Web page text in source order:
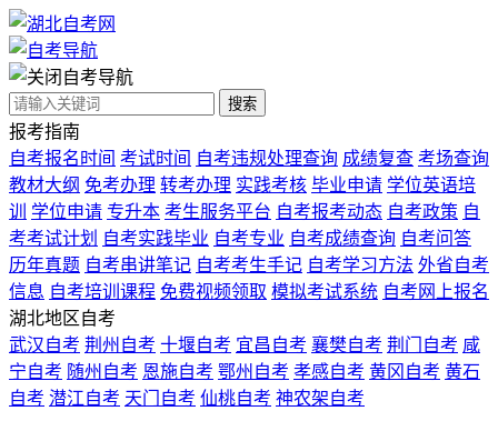
自考导航
搜索
报考指南
自考报名时间 考试时间 自考违规处理查询 成绩复查 考场查询
教材大纲 免考办理 转考办理 实践考核 毕业申请 学位英语培
训
学位申请 专升本 考生服务平台 自考报考动态 自考政策 自
考考试计划 自考实践毕业 自考专业 自考成绩查询 自考问答
历年真题 自考串讲笔记 自考考生手记 自考学习方法 外省自考
信息 自考培训课程 免费视频领取 模拟考试系统 自考网上报名
湖北地区自考
武汉自考 荆州自考 十堰自考 宜昌自考 襄樊自考 荆门自考 咸
宁自考 随州自考 恩施自考 鄂州自考 孝感自考 黄冈自考 黄石
自考 潜江自考 天门自考 仙桃自考 神农架自考